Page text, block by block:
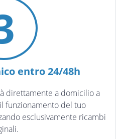
entro 24/48h
direttamente a domicilio a
funzionamento del tuo
esclusivamente ricambi